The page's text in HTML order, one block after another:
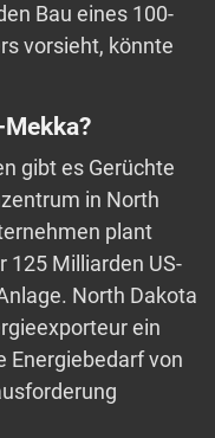
Bau eines 100-
vorsieht, könnte
gibt es Gerüchte
in North
plant
125 Milliarden US-
North Dakota
ein
Energiebedarf von